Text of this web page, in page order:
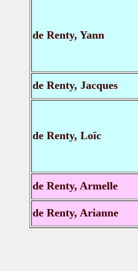
de Renty, Yann
de Renty, Jacques
de Renty, Loïc
de Renty, Armelle
de Renty, Arianne